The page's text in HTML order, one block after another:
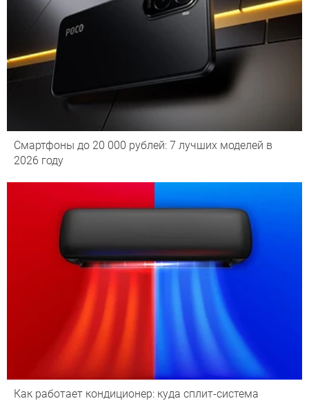
Смартфоны до 20 000 рублей: 7 лучших моделей в
2026 году
Как работает кондиционер: куда сплит-система